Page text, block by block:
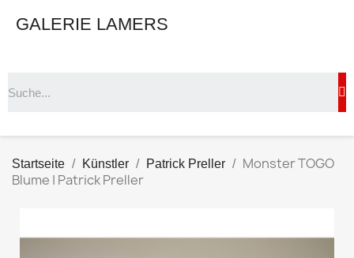
GALERIE LAMERS
Startseite Künstler Patrick Preller
Monster TOGO
Blume | Patrick Preller